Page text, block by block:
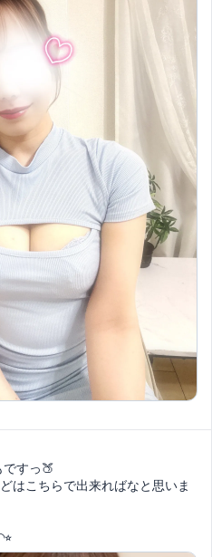
すっ🍑
はこちらで出来ればなと思いま